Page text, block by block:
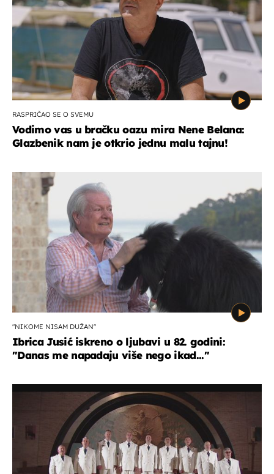
RASPRIČAO SE O SVEMU
Vodimo vas u bračku oazu mira Nene Belana:
Glazbenik nam je otkrio jednu malu tajnu!
"NIKOME NISAM DUŽAN"
Ibrica Jusić iskreno o ljubavi u 82. godini:
"Danas me napadaju više nego ikad..."